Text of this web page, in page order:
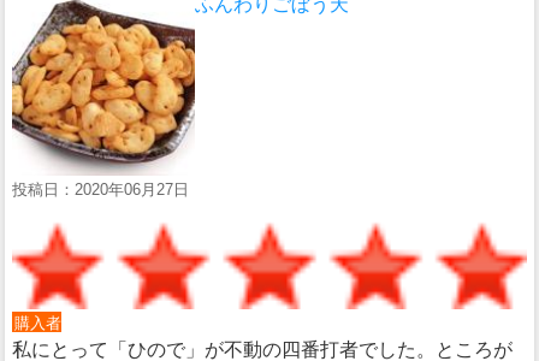
投稿日：2020年06月27日
購入者
私にとって「ひので」が不動の四番打者でした。ところが